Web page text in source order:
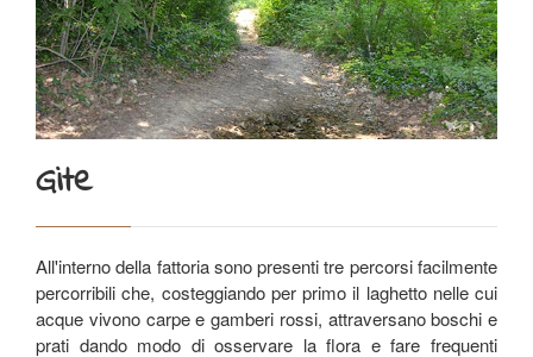
Gite
All'interno della fattoria sono presenti tre percorsi facilmente
percorribili che, costeggiando per primo il laghetto nelle cui
acque vivono carpe e gamberi rossi, attraversano boschi e
prati dando modo di osservare la flora e fare frequenti